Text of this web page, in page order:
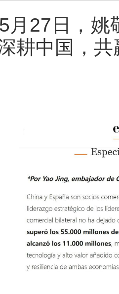
月27日，姚
耕中国，